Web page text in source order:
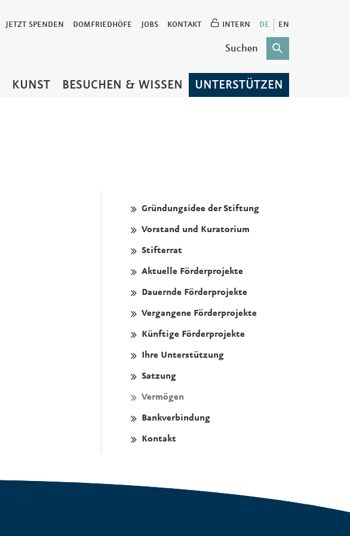
JETZT SPENDEN DOMFRIEDHÖFE JOBS KONTAKT INTERN DE EN
KUNST BESUCHEN & WISSEN UNTERSTÜTZEN
Gründungsidee der Stiftung
Vorstand und Kuratorium
Stifterrat
Aktuelle Förderprojekte
Dauernde Förderprojekte
Vergangene Förderprojekte
Künftige Förderprojekte
Ihre Unterstützung
Satzung
Vermögen
Bankverbindung
Kontakt